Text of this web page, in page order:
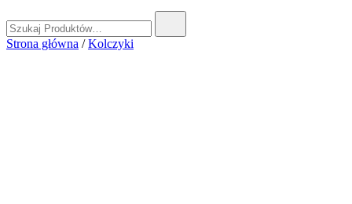
Strona główna /Kolczyki